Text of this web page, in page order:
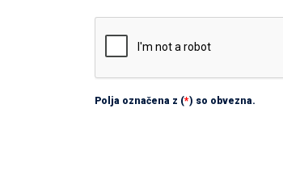
Polja označena z (*) so obvezna.